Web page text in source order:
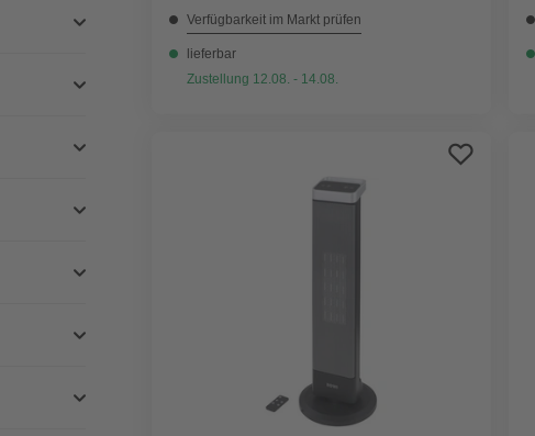
Verfügbarkeit im Markt prüfen
lieferbar
Zustellung 12.08. - 14.08.